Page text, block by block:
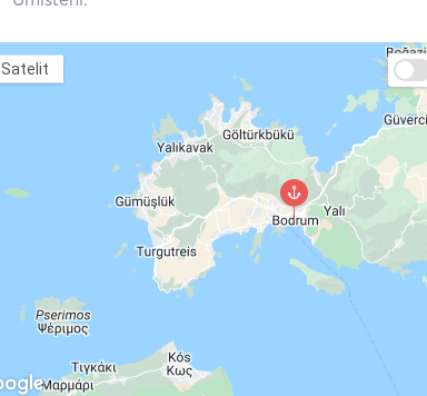
who are between 7 to 12 years old.
Satelit